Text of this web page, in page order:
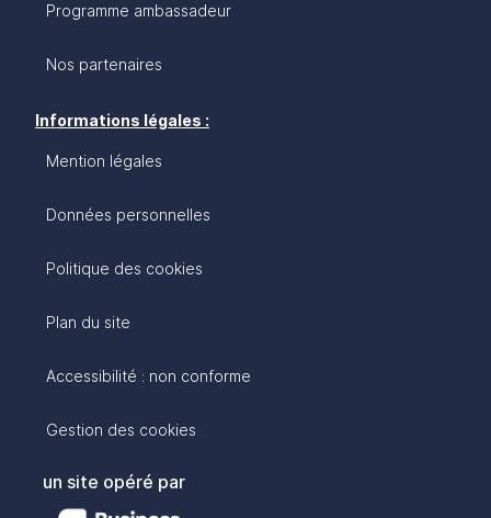
Programme ambassadeur
Nos partenaires
Informations légales :
Mention légales
Données personnelles
Politique des cookies
Plan du site
Accessibilité : non conforme
Gestion des cookies
un site opéré par